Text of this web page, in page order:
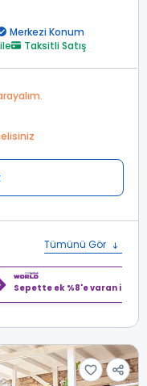
Merkezi Konum
Taksitli Satış
Tümünü Gör
Sepette ek %8'e varan